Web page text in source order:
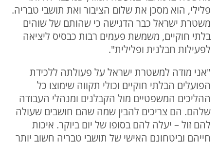
פלילי, הוא מסכן את שלום הציבור ואת תושבי טבריה.
משטרת ישראל כבר הדגישה כי שהותם של שוהים
בלתי חוקיים, משמשת פעמים רבות כבסיס ליציאה
לפעילות חבלנית ופלילית".
"אני מודה למשטרת ישראל על פעולתה ללכידת
הפועלים הבלתי חוקיים וכולי תקווה שימוצו כל
ההליכים המשפטיים מול הקבלנים ומנהלי העבודה
שלהם. הם צריכים להבין שמה שהם חושבים שעולה
להם זול – יעלה להם בסופו של יום ביוקר. איכות
חייהם וביטחונם האישי של תושבי טבריה חשוב יותר